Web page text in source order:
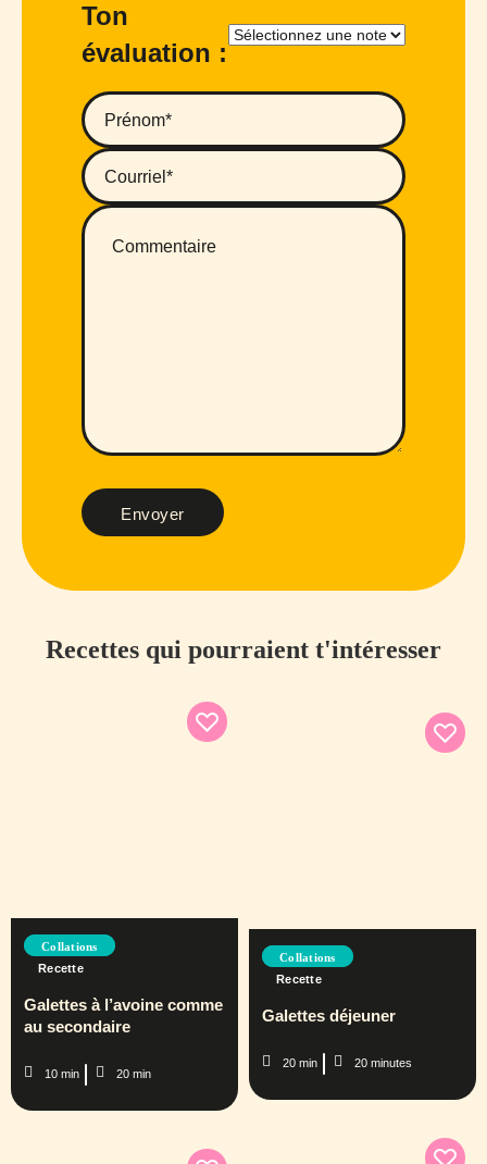
Ton
évaluation :
Envoyer
Recettes qui pourraient t'intéresser
Collations
Recette
Galettes à l’avoine comme
au secondaire
10 min 20 min
Collations
Recette
Galettes déjeuner
20 min 20 minutes